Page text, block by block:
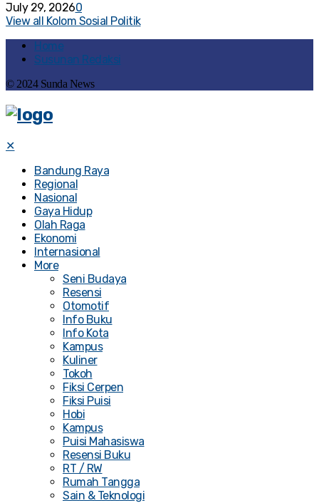
July 29, 20260
View all Kolom Sosial Politik
Home
Susunan Redaksi
© 2024 Sunda News
✕
Bandung Raya
Regional
Nasional
Gaya Hidup
Olah Raga
Ekonomi
Internasional
More
Seni Budaya
Resensi
Otomotif
Info Buku
Info Kota
Kampus
Kuliner
Tokoh
Fiksi Cerpen
Fiksi Puisi
Hobi
Kampus
Puisi Mahasiswa
Resensi Buku
RT / RW
Rumah Tangga
Sain & Teknologi